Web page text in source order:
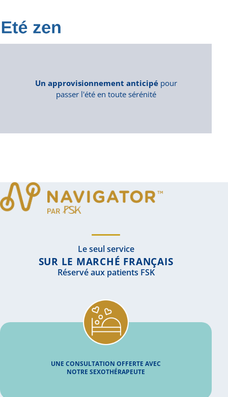
Un approvisionnement anticipépour
passer l'été en toute sérénité
Le seul service
SUR LE MARCHÉ FRANÇAIS
Réservé aux patients FSK
UNE CONSULTATION OFFERTE AVEC
NOTRE SEXOTHÉRAPEUTE